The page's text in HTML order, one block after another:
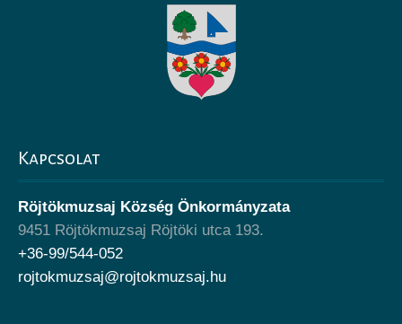
Kapcsolat
Röjtökmuzsaj Község Önkormányzata
9451 Röjtökmuzsaj Röjtöki utca 193.
+36-99/544-052
rojtokmuzsaj@rojtokmuzsaj.hu